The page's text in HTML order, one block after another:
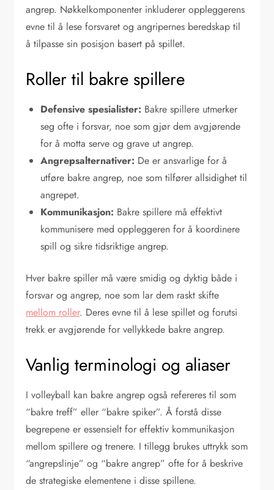
angrep. Nøkkelkomponenter inkluderer oppleggerens
evne til å lese forsvaret og angripernes beredskap til
å tilpasse sin posisjon basert på spillet.
Roller til bakre spillere
Defensive spesialister: Bakre spillere utmerker
seg ofte i forsvar, noe som gjør dem avgjørende
for å motta serve og grave ut angrep.
Angrepsalternativer: De er ansvarlige for å
utføre bakre angrep, noe som tilfører allsidighet til
angrepet.
Kommunikasjon: Bakre spillere må effektivt
kommunisere med oppleggeren for å koordinere
spill og sikre tidsriktige angrep.
Hver bakre spiller må være smidig og dyktig både i
forsvar og angrep, noe som lar dem raskt skifte
mellom roller. Deres evne til å lese spillet og forutsi
trekk er avgjørende for vellykkede bakre angrep.
Vanlig terminologi og aliaser
I volleyball kan bakre angrep også refereres til som
“bakre treff” eller “bakre spiker”. Å forstå disse
begrepene er essensielt for effektiv kommunikasjon
mellom spillere og trenere. I tillegg brukes uttrykk som
“angrepslinje” og “bakre angrep” ofte for å beskrive
de strategiske elementene i disse spillene.